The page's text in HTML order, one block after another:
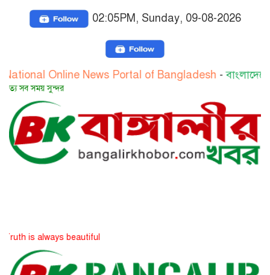
02:05PM, Sunday, 09-08-2026
News Portal of Bangladesh-বাংলাদেশের জাতীয়
beautiful